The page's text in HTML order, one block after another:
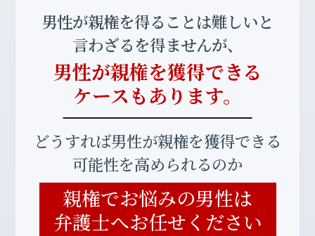
男性が親権を得ることは難しいと
言わざるを得ませんが、
男性が親権を獲得できる
ケースもあります。
どうすれば男性が親権を獲得できる
可能性を高められるのか
親権でお悩みの男性は
弁護士へお任せください